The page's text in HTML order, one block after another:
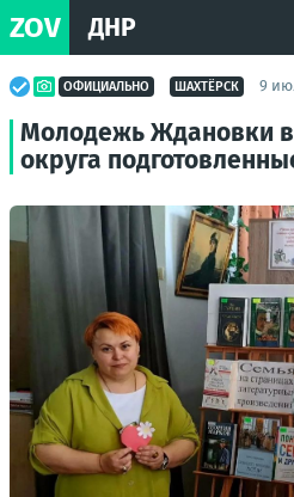
ZOV ДНР
ОФИЦИАЛЬНО ШАХТЁРСК 9
Молодежь Ждановки
округа